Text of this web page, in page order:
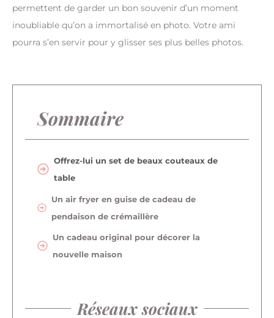
permettent de garder un bon souvenir d’un moment
inoubliable qu’on a immortalisé en photo. Votre ami
pourra s’en servir pour y glisser ses plus belles photos.
Sommaire
Offrez-lui un set de beaux couteaux de
table
Un air fryer en guise de cadeau de
pendaison de crémaillère
Un cadeau original pour décorer la
nouvelle maison
Réseaux sociaux